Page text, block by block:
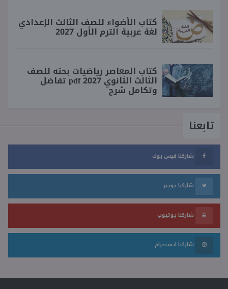
كتاب الأضواء للصف الثالث الإعدادي
لغة عربية الترم الأول 2027
كتاب المعاصر رياضيات بحته للصف
الثالث الثانوي 2027 pdf تفاضل
وتكامل شرح
تابعنا
شاركنا فيس بوك
شاركنا تويتر
شاركنا يوتيوب
شاركنا انستجرام